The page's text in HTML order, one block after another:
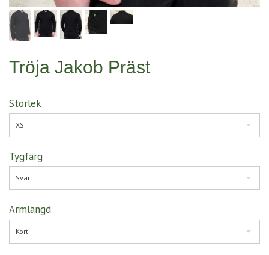
Tröja Jakob Präst
Storlek
XS
Tygfärg
Svart
Ärmlängd
Kort